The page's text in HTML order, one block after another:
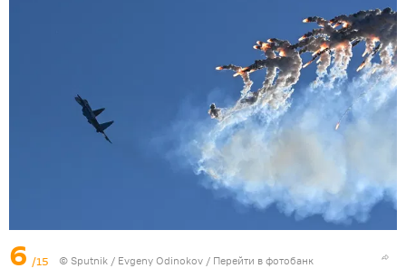
6 /15 © Sputnik / Evgeny Odinokov / Перейти в фотобанк